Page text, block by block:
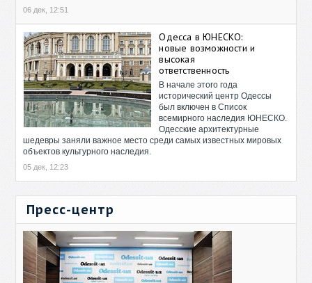
06 дек, 12:51
Одесса в ЮНЕСКО:
новые возможности и
высокая
ответственность
В начале этого года
исторический центр Одессы
был включен в Список
всемирного наследия ЮНЕСКО.
Одесские архитектурные
шедевры заняли важное место среди самых известных мировых
объектов культурного наследия.
05 дек, 12:23
Пресс-центр